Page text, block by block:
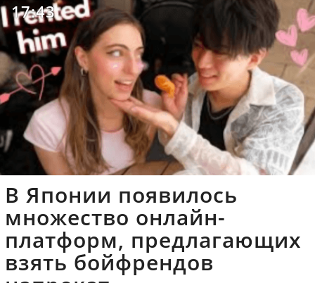
17:43
В Японии появилось
множество онлайн-
платформ, предлагающих
взять бойфрендов